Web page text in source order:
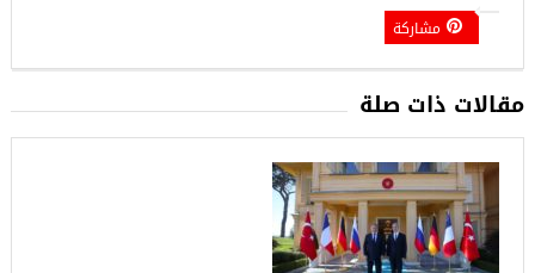
مشاركة
مقالات ذات صلة